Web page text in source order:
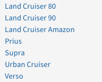
Land Cruiser 80
Land Cruiser 90
Land Cruiser Amazon
Prius
Supra
Urban Cruiser
Verso